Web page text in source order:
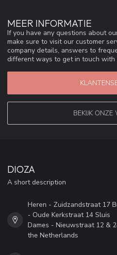
MEER INFORMATIE
If you have any questions about
make sure to visit our customer
company details, answers to
different ways to get in touch with
BEKIJK ONZE
DIOZA
A short description
Heren - Zuidzandstraat 17
- Oude Kerkstraat 14 Sluis
Dames - Nieuwstraat 12 &
the Netherlands